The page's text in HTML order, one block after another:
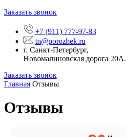
Заказать звонок
+7 (911) 777-97-83
tn@porozhek.ru
г. Санкт-Петербург,
Новомалиновская дорога 20А.
Заказать звонок
Главная Отзывы
Отзывы